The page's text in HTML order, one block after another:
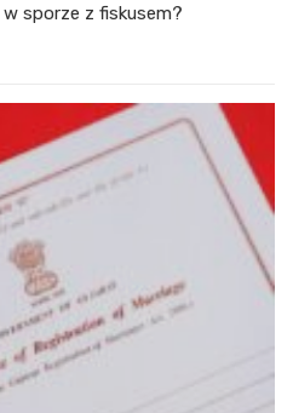
sporze z fiskusem?